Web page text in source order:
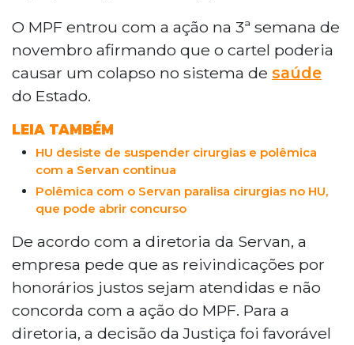
O MPF entrou com a ação na 3ª semana de
novembro afirmando que o cartel poderia
causar um colapso no sistema de saúde
do Estado.
LEIA TAMBÉM
HU desiste de suspender cirurgias e polêmica
com a Servan continua
Polêmica com o Servan paralisa cirurgias no HU,
que pode abrir concurso
De acordo com a diretoria da Servan, a
empresa pede que as reivindicações por
honorários justos sejam atendidas e não
concorda com a ação do MPF. Para a
diretoria, a decisão da Justiça foi favorável